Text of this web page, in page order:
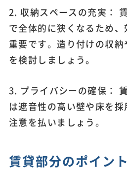
2. 収納スペースの充実：
で全体的に狭くなるため
重要です。造り付けの収
を検討しましょう。
3. プライバシーの確保：
は遮音性の高い壁や床を
注意を払いましょう。
賃貸部分のポイント